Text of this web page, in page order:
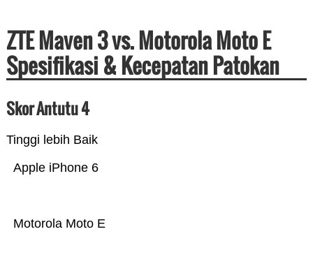
ZTE Maven 3 vs. Motorola Moto E
Spesifikasi & Kecepatan Patokan
Skor Antutu 4
Tinggi lebih Baik
Motorola Moto E
Apple iPhone 6